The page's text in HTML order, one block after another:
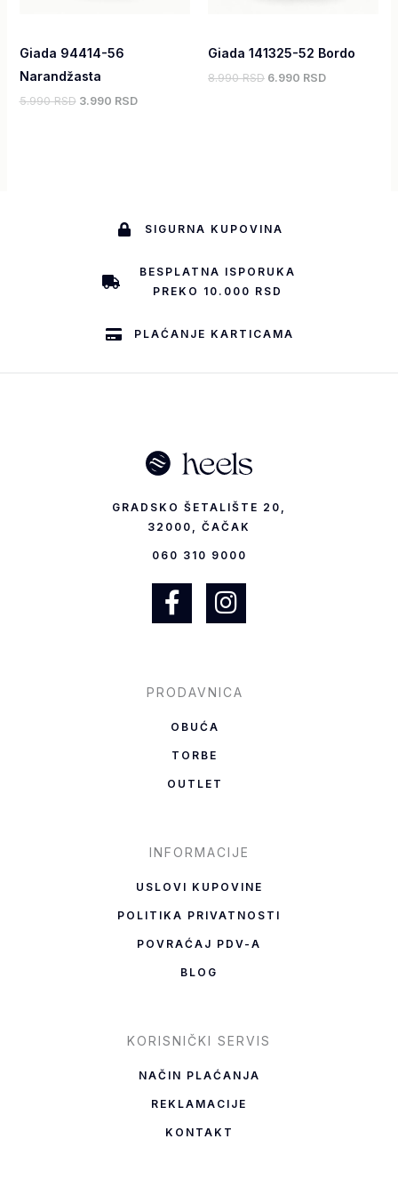
Giada 94414-56
Narandžasta
5.990 RSD 3.990 RSD
Giada 141325-52 Bordo
8.990 RSD 6.990 RSD
SIGURNA KUPOVINA
BESPLATNA ISPORUKA
PREKO 10.000 RSD
PLAĆANJE KARTICAMA
GRADSKO ŠETALIŠTE 20,
32000, ČAČAK
060 310 9000
F
a
b
o
o
k
-
I
n
a
PRODAVNICA
OBUĆA
TORBE
OUTLET
INFORMACIJE
USLOVI KUPOVINE
POLITIKA PRIVATNOSTI
POVRAĆAJ PDV-A
BLOG
KORISNIČKI SERVIS
NAČIN PLAĆANJA
REKLAMACIJE
KONTAKT